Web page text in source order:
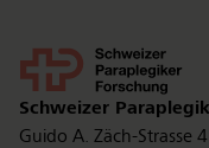
Kontakt
Schweizer
Guido A. Zäch-Strasse 4